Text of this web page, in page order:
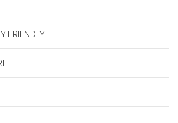
FRIENDLY